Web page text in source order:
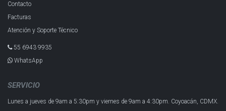
Contacto
Facturas
Atención y Soporte Técnico
55 6943 993​5
WhatsApp
SERVICIO
Lunes a jueves de 9am a 5:30pm y viernes de 9am a 4:30pm. Coyoacán, CDMX.